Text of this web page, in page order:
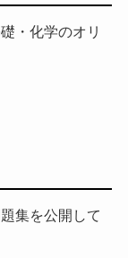
・化学のオリ
集を公開して